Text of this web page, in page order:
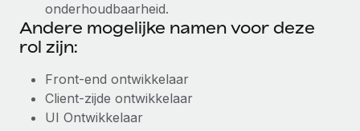
onderhoudbaarheid.
Andere mogelijke namen voor deze
rol zijn:
Front-end ontwikkelaar
Client-zijde ontwikkelaar
UI Ontwikkelaar